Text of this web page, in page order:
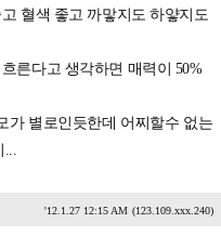
혈색 좋고 까맣지도 하얗지도
른다고 생각하면 매력이 50%
가 별로인듯한데 어찌할수 없는
...
'12.1.27 12:15 AM (123.109.xxx.240)